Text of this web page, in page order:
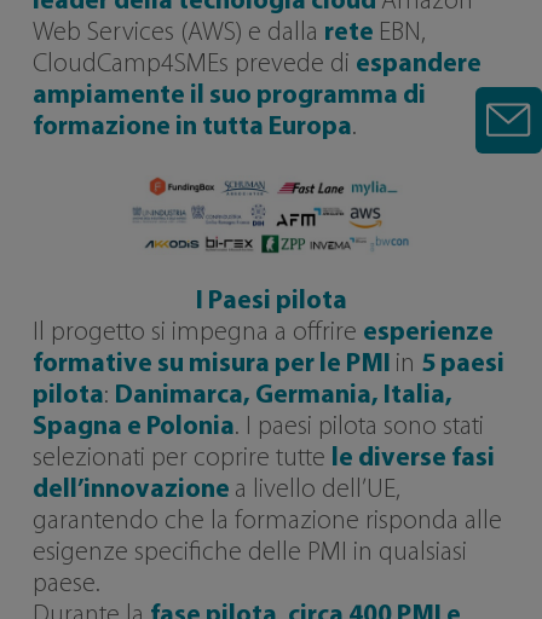
Web Services (AWS) e dalla rete EBN,
CloudCamp4SMEs prevede di espandere
ampiamente il suo programma di
formazione in tutta Europa.
I Paesi pilota
Il progetto si impegna a offrire esperienze
formative su misura per le PMI in 5 paesi
pilota: Danimarca, Germania, Italia,
Spagna e Polonia. I paesi pilota sono stati
selezionati per coprire tutte
le diverse fasi
dell’innovazione a livello dell’UE,
garantendo che la formazione risponda alle
esigenze specifiche delle PMI in qualsiasi
paese.